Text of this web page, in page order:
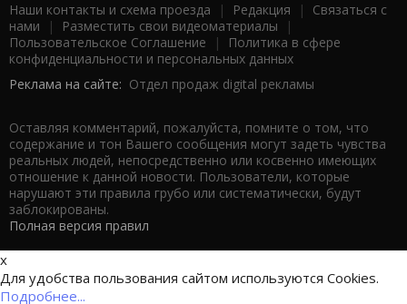
Наши контакты и схема проезда | Редакция | Связаться с
нами | Разместить свои видеоматериалы |
Пользовательское Соглашение |
Политика в сфере
конфиденциальности и персональных данных
Реклама на сайте: Отдел продаж digital рекламы
Оставляя комментарий, пожалуйста, помните о том, что
содержание и тон Вашего сообщения могут задеть чувства
реальных людей, непосредственно или косвенно имеющих
отношение к данной новости. Пользователи, которые
нарушают эти правила грубо или систематически, будут
заблокированы.
Полная версия правил
x
Для удобства пользования сайтом используются Cookies.
Подробнее...